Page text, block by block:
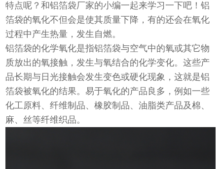
特点呢？和铝箔袋厂家的小编一起来学习一下吧！铝
箔袋的氧化不但会是使其质量下降，有的还会在氧化
过程中产生热量，发生自燃。
铝箔袋的化学氧化是指铝箔袋与空气中的氧或其它物
质放出的氧接触，发生与氧结合的化学变化。这些产
品长期与日光接触会发生变色或硬化现象，这就是铝
箔袋被氧化的结果。易于氧化的产品良多，例如一些
化工原料、纤维制品、橡胶制品、油脂类产品及棉、
麻、丝等纤维织品。